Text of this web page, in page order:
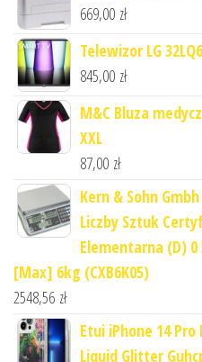
669,00 zł
Telewizor LG
845,00 zł
M&C Bluza
XXL
87,00 zł
Kern & Sohn
Liczby Sztuk
Elementarna (D) 0
[Max] 6kg (CXB6K05)
2548,56 zł
Etui iPhone 14
Liquid Glitter